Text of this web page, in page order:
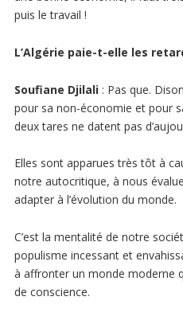
puis le travail !
L’Algérie paie-t-elle les
Soufiane Djilali: Pas que.
pour sa non-économie et pour
deux tares ne datent pas
Elles sont apparues très tôt à
notre autocritique, à nous
adapter à l’évolution du monde.
C’est la mentalité de notre
populisme incessant et
à affronter un monde moderne
de conscience.